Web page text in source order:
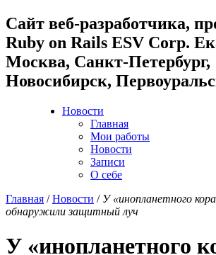
Cайт веб-разработчика,
Ruby on Rails ESV Corp.
Москва, Санкт-Петербург,
Новосибирск,
Новости
Главная
Мои работы
Новости
Записи
О себе
Главная /Новости / У «инопланетного
обнаружили защитный луч
У «инопланетного